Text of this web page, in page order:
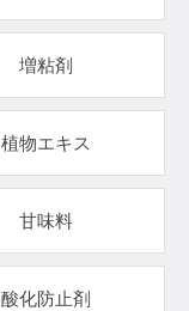
増粘剤
植物エキス
甘味料
酸化防止剤